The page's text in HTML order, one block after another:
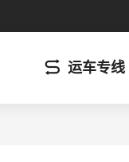
运车专线